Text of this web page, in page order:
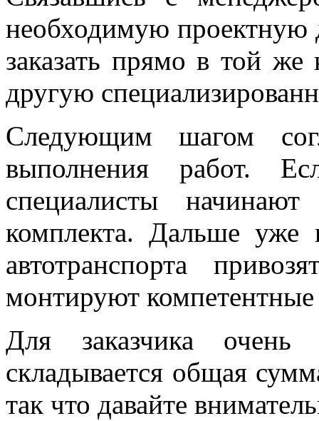
необходимую
заказать прямо в той
другую
Следующим шагом
выполнения работ.
специалисты
комплекта. Дальше
автотранспорта
монтируют
Для заказчика
складывается общая
так что давайте